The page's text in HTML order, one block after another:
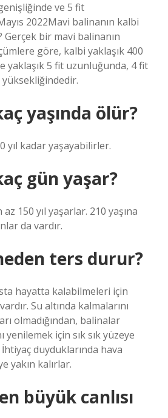
ve 5 fit
2022Mavi balinanın kalbi
bir mavi balinanın
göre, kalbi yaklaşık 400
yaklaşık 5 fit uzunluğunda, 4 fit
yaşında ölür?
yıl kadar yaşayabilirler.
gün yaşar?
150 yıl yaşarlar. 210 yaşına
da vardır.
ters durur?
hayatta kalabilmeleri için
Su altında kalmalarını
olmadığından, balinalar
yenilemek için sık sık yüzeye
duyduklarında hava
yakın kalırlar.
büyük canlısı